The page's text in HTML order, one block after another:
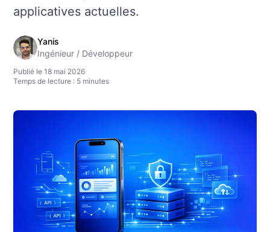
applicatives actuelles.
Yanis
Ingénieur / Développeur
Publié le 18 mai 2026
Temps de lecture : 5 minutes